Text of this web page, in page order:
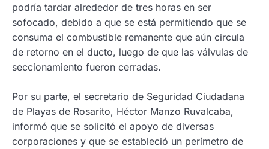
podría tardar alrededor de tres horas en ser
sofocado, debido a que se está permitiendo que se
consuma el combustible remanente que aún circula
de retorno en el ducto, luego de que las válvulas de
seccionamiento fueron cerradas.
Por su parte, el secretario de Seguridad Ciudadana
de Playas de Rosarito, Héctor Manzo Ruvalcaba,
informó que se solicitó el apoyo de diversas
corporaciones y que se estableció un perímetro de